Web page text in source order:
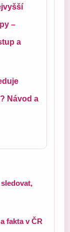
–
a
Návod a
fakta v ČR